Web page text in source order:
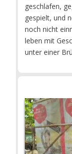
geschlafen,
gespielt, und
noch nicht
leben mit
unter einer